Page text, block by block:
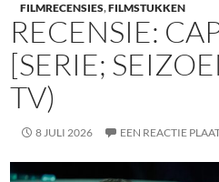
FILMRECENSIES,FILMSTUKKEN
RECENSIE:
[SERIE;
TV)
8 JULI 2026 EEN REACTIE